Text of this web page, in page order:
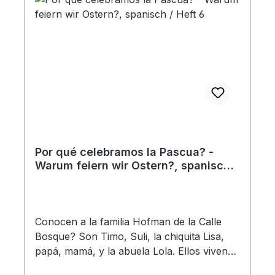
prójimo de Jesús, como ser fiel en lo poco,
como confiar en Dios y estar agradecido
Por qué celebramos la Pascua? -
Warum feiern wir Ostern?, spanisch /
Conocen a la familia Hofman de la Calle
Bosque? Son Timo, Suli, la chiquita Lisa,
papá, mamá, y la abuela Lola. Ellos viven